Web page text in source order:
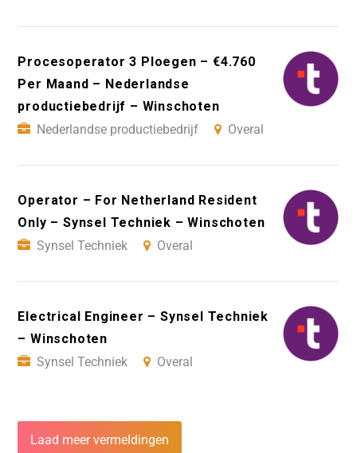
Procesoperator 3 Ploegen – €4.760
Per Maand – Nederlandse
productiebedrijf – Winschoten
Nederlandse productiebedrijf
Overal
Operator – For Netherland Resident
Only – Synsel Techniek – Winschoten
Synsel Techniek
Overal
Electrical Engineer – Synsel Techniek
– Winschoten
Synsel Techniek
Overal
Laad meer vermeldingen